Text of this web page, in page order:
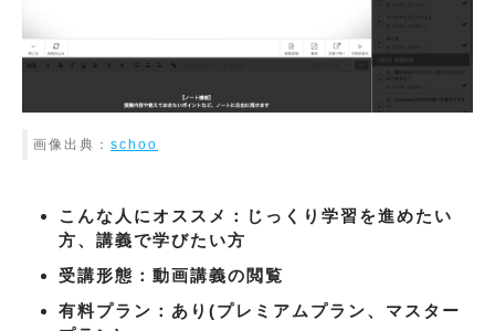
画像出典： schoo
こんな人にオススメ：じっくり学習を進めたい
方、講義で学びたい方
受講形態：動画講義の閲覧
有料プラン：あり(プレミアムプラン、マスター